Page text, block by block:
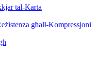
tal-Karta
għall-Kompressjoni